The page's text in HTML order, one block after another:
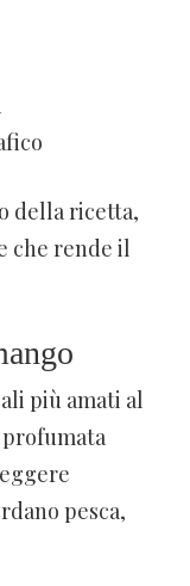
della ricetta,
che rende il
più amati al
profumata
pesca,